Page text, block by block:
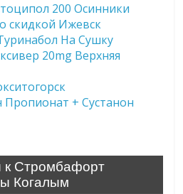
200 Осинники
скидкой Ижевск
На Сушку
20mg Верхняя
Пропионат + Сустанон
к Стромбафорт
Когалым